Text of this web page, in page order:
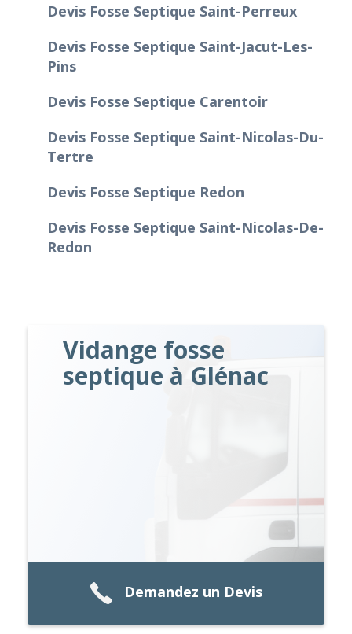
Devis Fosse Septique Saint-Perreux
Devis Fosse Septique Saint-Jacut-Les-
Pins
Devis Fosse Septique Carentoir
Devis Fosse Septique Saint-Nicolas-Du-
Tertre
Devis Fosse Septique Redon
Devis Fosse Septique Saint-Nicolas-De-
Redon
Vidange fosse
septique à Glénac
Demandez un Devis